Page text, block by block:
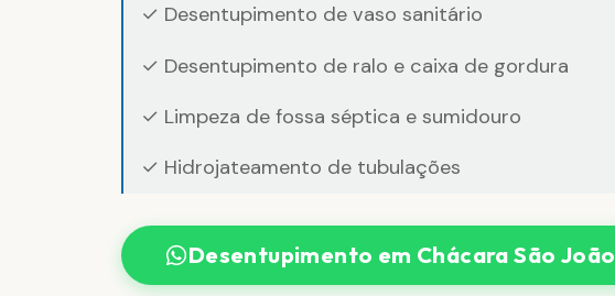
✓ Desentupimento de vaso sanitário
✓ Desentupimento de ralo e caixa de gordura
✓ Limpeza de fossa séptica e sumidouro
✓ Hidrojateamento de tubulações
Desentupimento em Chácara São